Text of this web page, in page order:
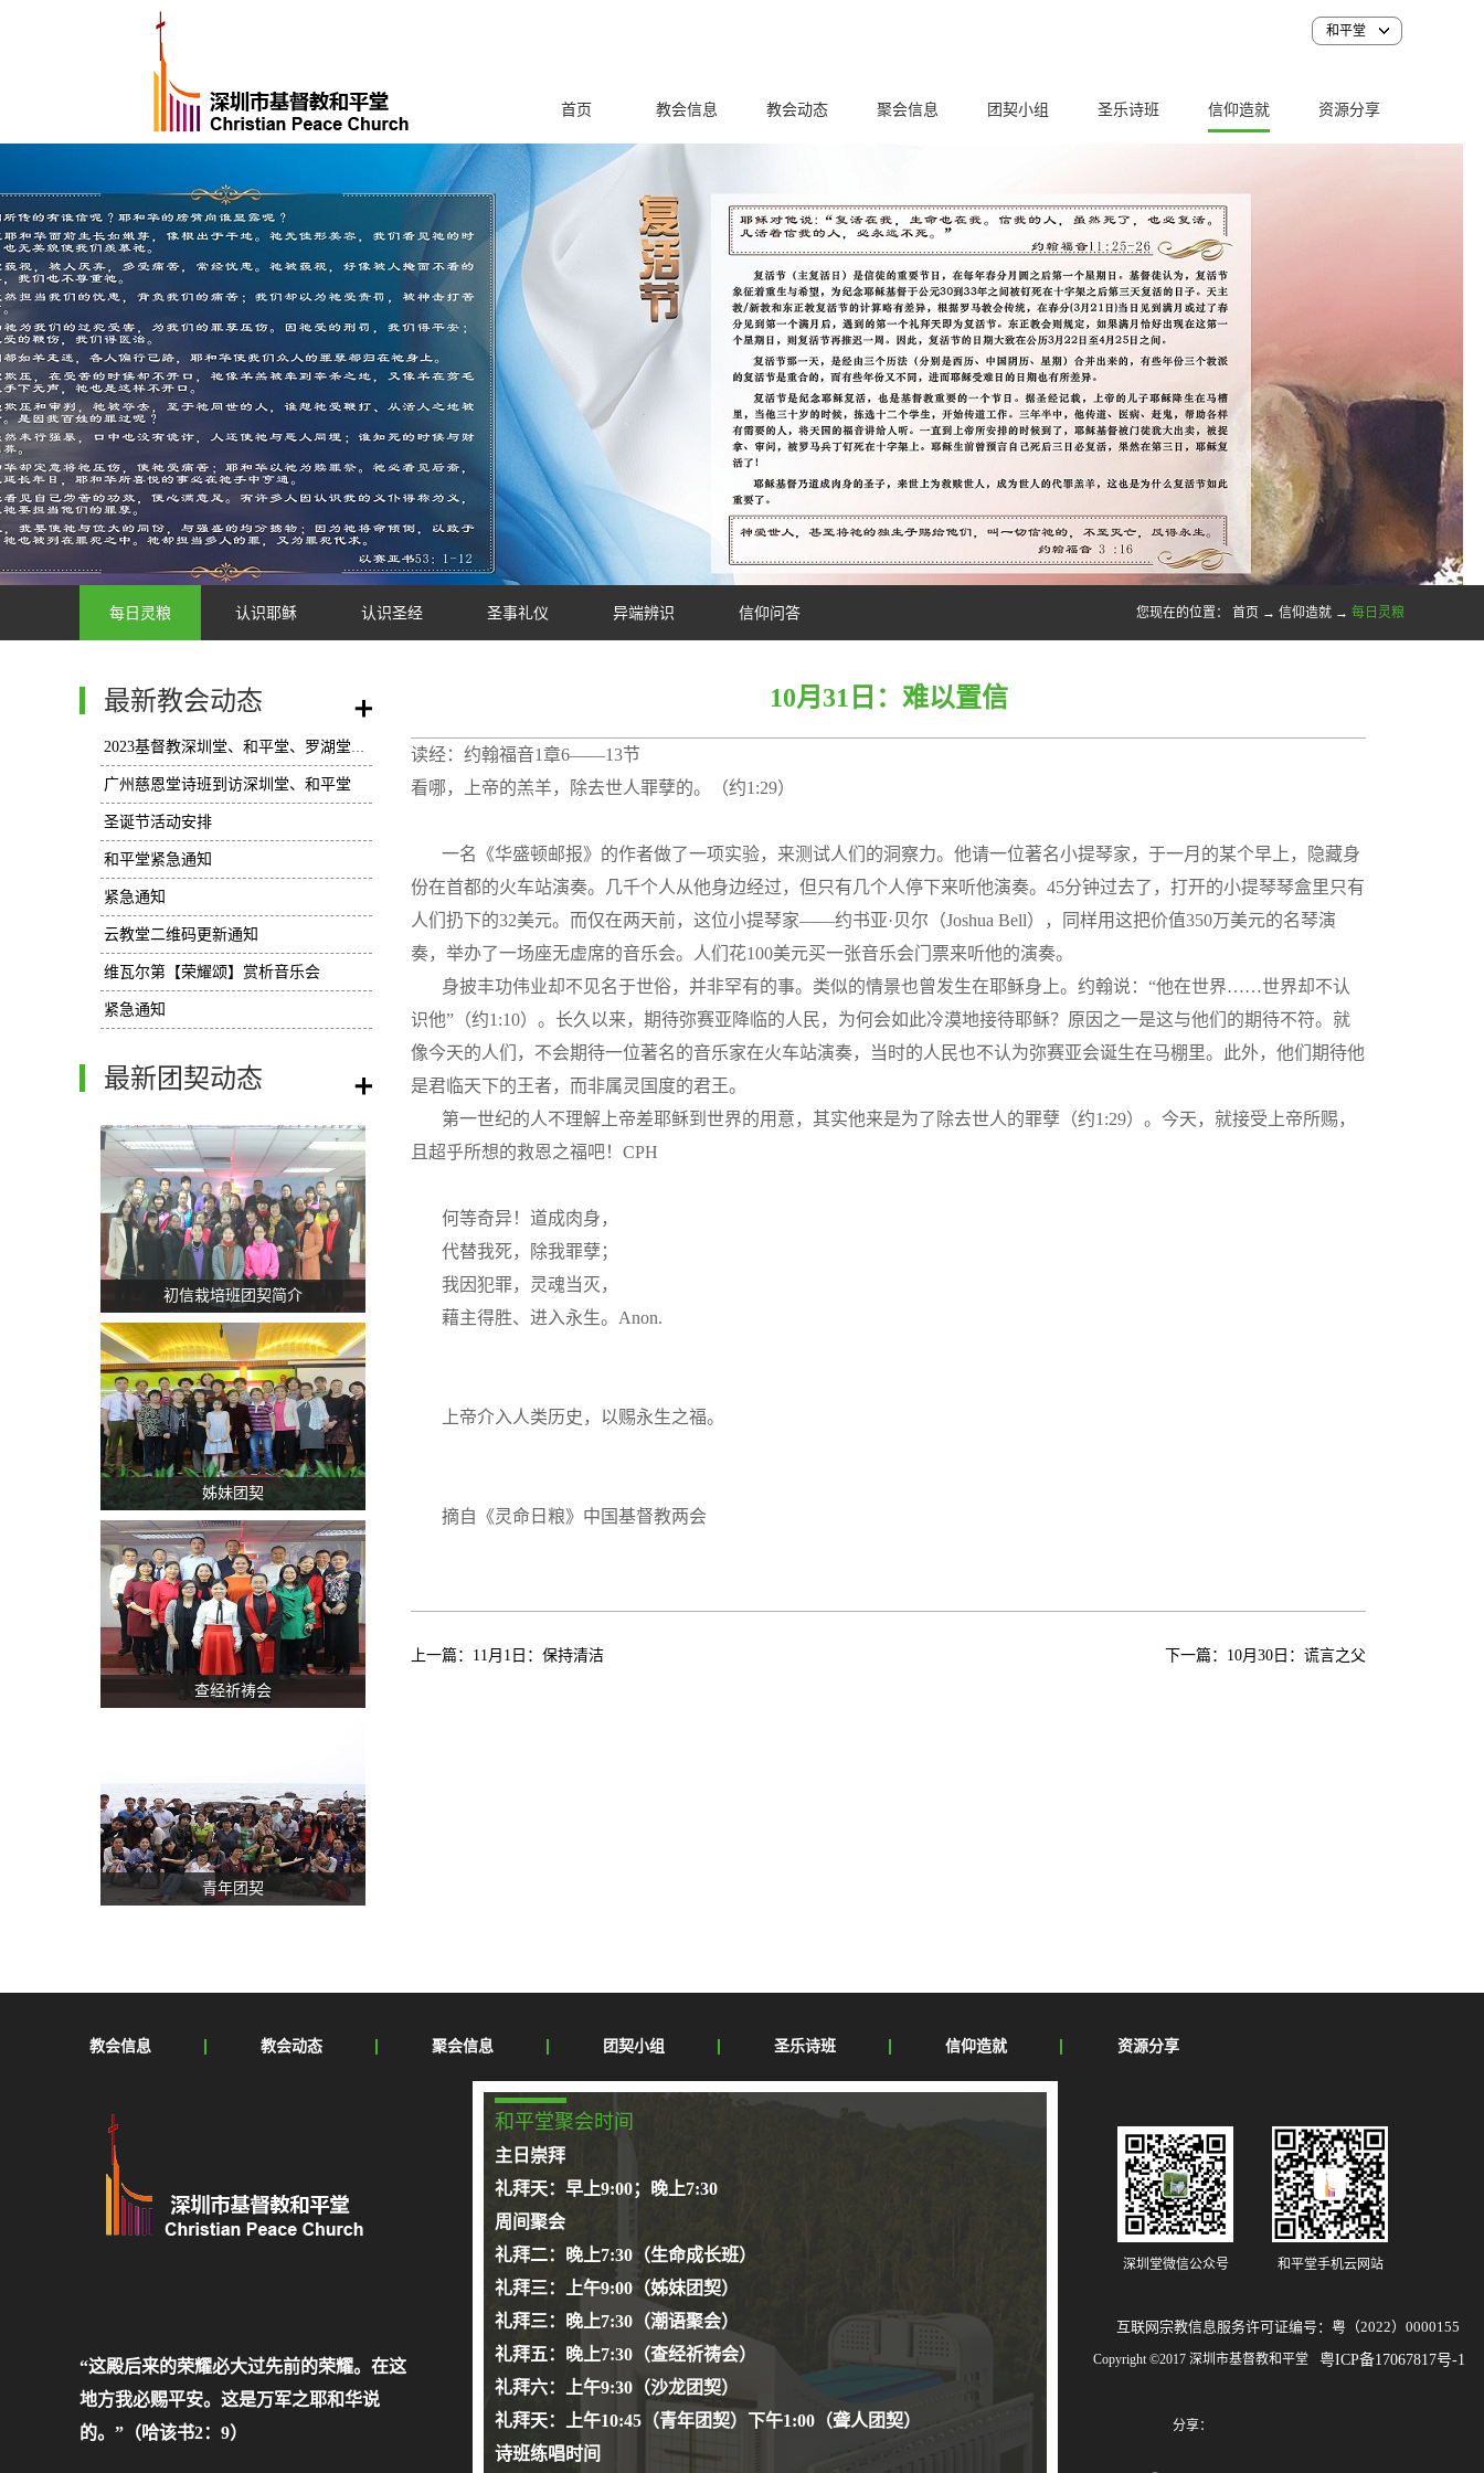
和平堂
首页 教会信息 教会动态 聚会信息 团契小组 圣乐诗班 信仰造就 资源分享
每日灵粮 认识耶稣 认识圣经 圣事礼仪 异端辨识 信仰问答 您现在的位置： 首页 → 信仰造就 → 每日灵粮
最新教会动态
2023基督教深圳堂、和平堂、罗湖堂圣诞节活动安排
广州慈恩堂诗班到访深圳堂、和平堂
圣诞节活动安排
和平堂紧急通知
紧急通知
云教堂二维码更新通知
维瓦尔第【荣耀颂】赏析音乐会
紧急通知
最新团契动态
初信栽培班团契简介
姊妹团契
查经祈祷会
青年团契
10月31日：难以置信
读经：约翰福音1章6——13节
看哪，上帝的羔羊，除去世人罪孽的。（约1:29）
一名《华盛顿邮报》的作者做了一项实验，来测试人们的洞察力。他请一位著名小提琴家，于一月的某个早上，隐藏身
份在首都的火车站演奏。几千个人从他身边经过，但只有几个人停下来听他演奏。45分钟过去了，打开的小提琴琴盒里只有
人们扔下的32美元。而仅在两天前，这位小提琴家——约书亚·贝尔（Joshua Bell），同样用这把价值350万美元的名琴演
奏，举办了一场座无虚席的音乐会。人们花100美元买一张音乐会门票来听他的演奏。
身披丰功伟业却不见名于世俗，并非罕有的事。类似的情景也曾发生在耶稣身上。约翰说：“他在世界……世界却不认
识他”（约1:10）。长久以来，期待弥赛亚降临的人民，为何会如此冷漠地接待耶稣？原因之一是这与他们的期待不符。就
像今天的人们，不会期待一位著名的音乐家在火车站演奏，当时的人民也不认为弥赛亚会诞生在马棚里。此外，他们期待他
是君临天下的王者，而非属灵国度的君王。
第一世纪的人不理解上帝差耶稣到世界的用意，其实他来是为了除去世人的罪孽（约1:29）。今天，就接受上帝所赐，
且超乎所想的救恩之福吧！CPH
何等奇异！道成肉身，
代替我死，除我罪孽；
我因犯罪，灵魂当灭，
藉主得胜、进入永生。Anon.
上帝介入人类历史，以赐永生之福。
摘自《灵命日粮》中国基督教两会
上一篇： 11月1日：保持清洁 下一篇： 10月30日：谎言之父
和平堂聚会时间
主日崇拜
礼拜天：早上9:00；晚上7:30
周间聚会
礼拜二：晚上7:30（生命成长班）
礼拜三：上午9:00（姊妹团契）
礼拜三：晚上7:30（潮语聚会）
礼拜五：晚上7:30（查经祈祷会）
礼拜六：上午9:30（沙龙团契）
礼拜天：上午10:45（青年团契）下午1:00（聋人团契）
诗班练唱时间
互联网宗教信息服务许可证编号：粤（2022）0000155
Copyright ©2017 深圳市基督教和平堂 粤ICP备17067817号-1
“这殿后来的荣耀必大过先前的荣耀。在这
地方我必赐平安。这是万军之耶和华说
的。”（哈该书2：9）
教会信息 教会动态 聚会信息 团契小组 圣乐诗班 信仰造就 资源分享
深圳堂微信公众号 和平堂手机云网站
分享：